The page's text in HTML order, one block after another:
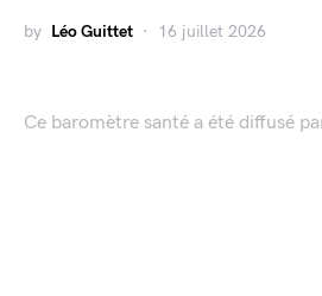
by Léo Guittet 16 juillet 2026
Ce baromètre santé a été diffusé